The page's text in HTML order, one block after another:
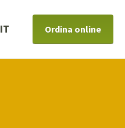
Ordina online
IT